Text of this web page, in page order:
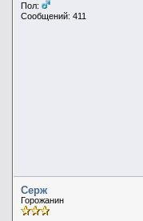
Пол:
Сообщений: 411
Серж
Горожанин